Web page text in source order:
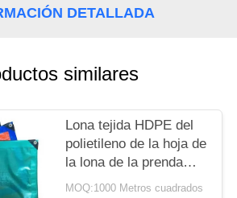
DETALLADA
similares
Lona tejida HDPE del
polietileno de la hoja de
la lona de la prenda
impermeable PE de la
MOQ:1000 Metros cuadrados